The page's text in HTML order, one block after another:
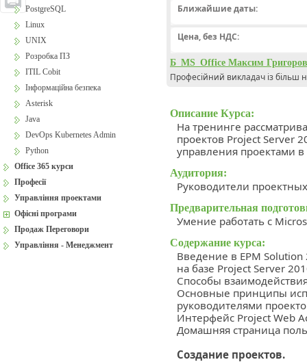
Ближайшие даты:
Цена, без НДС:
Б_MS_Office Максим
Професійний викладач із більш
Описание Курса:
На тренинге
проектов Project Server
управления проектами
Аудитория:
Руководители
Предварительная
Умение работать с
Содержание курса:
Введение в EPM Solution
на базе Project Server
Способы
Основные принципы
руководителями
Интерфейс Project Web
Домашняя страница
Создание проектов.
PostgreSQL
Linux
UNIX
Розробка ПЗ
ITIL Cobit
Інформаційна безпека
Asterisk
Java
DevOps Kubernetes Admin
Python
Office 365 курси
Професії
Управління проектами
Офісні програми
Продаж Переговори
Управління - Менеджмент